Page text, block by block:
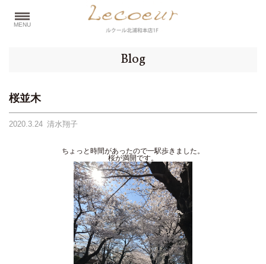
MENU
Blog
桜並木
2020.3.24 清水翔子
ちょっと時間があったので一駅歩きました。
桜が満開です。